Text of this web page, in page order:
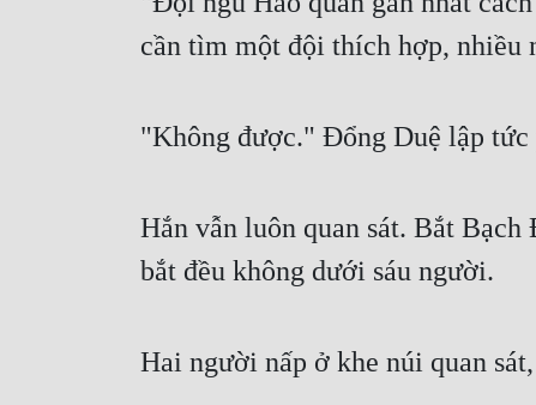
cần tìm một đội thích hợp, nhiều
"Không được." Đổng Duệ lập
Hắn vẫn luôn quan sát. Bắt
bắt đều không dưới sáu người.
Hai người nấp ở khe núi quan